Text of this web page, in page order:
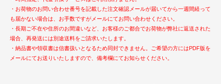
・お荷物のお問い合わせ番号を記載した注文確認メールが届いてから一週間経って
も届かない場合は、お手数ですがメールにてお問い合わせください。
・長期ご不在や住所のお間違いなど、お客様のご都合でお荷物が弊社に返送された
場合、再発送には別途送料をご請求いたします。
・納品書や領収書は信書扱いとなるため同封できません。ご希望の方にはPDF版を
メールにてお送りいたしますので、備考欄にてお知らせください。